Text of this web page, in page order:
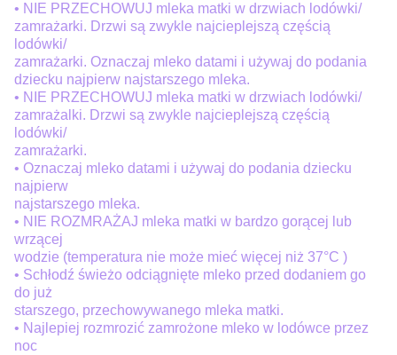
• NIE PRZECHOWUJ mleka matki w drzwiach lodówki/
zamrażarki. Drzwi są zwykle najcieplejszą częścią
lodówki/
zamrażarki. Oznaczaj mleko datami i używaj do podania
dziecku najpierw najstarszego mleka.
• NIE PRZECHOWUJ mleka matki w drzwiach lodówki/
zamrażalki. Drzwi są zwykle najcieplejszą częścią
lodówki/
zamrażarki.
• Oznaczaj mleko datami i używaj do podania dziecku
najpierw
najstarszego mleka.
• NIE ROZMRAŻAJ mleka matki w bardzo gorącej lub
wrzącej
wodzie (temperatura nie może mieć więcej niż 37°C )
• Schłodź świeżo odciągnięte mleko przed dodaniem go
do już
starszego, przechowywanego mleka matki.
• Najlepiej rozmrozić zamrożone mleko w lodówce przez
noc